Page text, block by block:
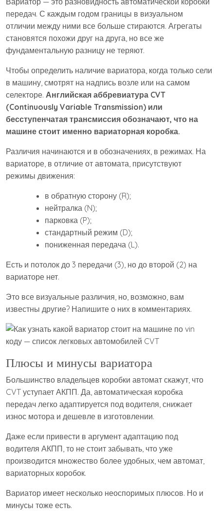
передач. С каждым годом границы в визуальном
отличии между ними все больше стираются. Агрегаты
становятся похожи друг на друга, но все же
фундаментальную разницу не теряют.
Чтобы определить наличие вариатора, когда только сели
в машину, смотрят на надпись возле или на самом
селекторе. Английская аббревиатура CVT
(Continuously Variable Transmission) или
бесступенчатая трансмиссия обозначают, что на
машине стоит именно вариаторная коробка.
Различия начинаются и в обозначениях, в режимах. На
вариаторе, в отличие от автомата, присутствуют
режимы движения:
в обратную сторону (R);
нейтралка (N);
парковка (P);
стандартный режим (D);
пониженная передача (L).
Есть и потолок до 3 передачи (3), но до второй (2) на
вариаторе нет.
Это все визуальные различия, но, возможно, вам
известны другие? Напишите о них в комментариях.
Плюсы и минусы вариатора
Большинство владельцев коробки автомат скажут, что
CVT уступает АКПП. Да, автоматическая коробка
передач легко адаптируется под водителя, снижает
износ мотора и дешевле в изготовлении.
Даже если привести в аргумент адаптацию под
водителя АКПП, то не стоит забывать, что уже
производится множество более удобных, чем автомат,
вариаторных коробок.
Вариатор имеет несколько неоспоримых плюсов. Но и
минусы тоже есть.